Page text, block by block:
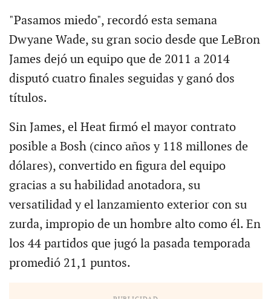
"Pasamos miedo", recordó esta semana
Dwyane Wade, su gran socio desde que LeBron
James dejó un equipo que de 2011 a 2014
disputó cuatro finales seguidas y ganó dos
títulos.
Sin James, el Heat firmó el mayor contrato
posible a Bosh (cinco años y 118 millones de
dólares), convertido en figura del equipo
gracias a su habilidad anotadora, su
versatilidad y el lanzamiento exterior con su
zurda, impropio de un hombre alto como él. En
los 44 partidos que jugó la pasada temporada
promedió 21,1 puntos.